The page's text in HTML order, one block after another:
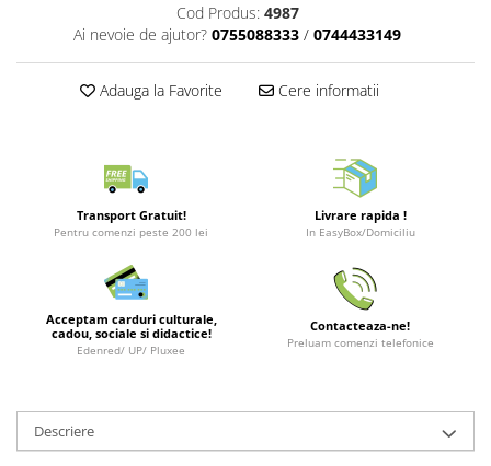
Postere
Geek Stuff
Cani/Pahare
Plusuri si papusi
Fesuri
Minecraft
Carnetele
Cod Produs: 4987
Ai nevoie de ajutor? 0755088333 / 0744433149
Adauga la Favorite Cere informatii
Transport Gratuit!
Pentru comenzi peste 200 lei
Livrare rapida !
In EasyBox/Domiciliu
Acceptam carduri culturale,
cadou, sociale si didactice!
Edenred/ UP/ Pluxee
Contacteaza-ne!
Preluam comenzi telefonice
Descriere